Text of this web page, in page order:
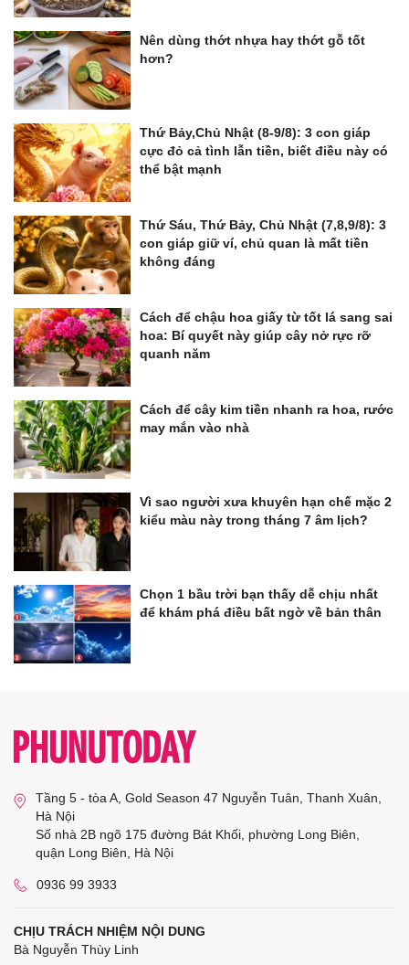
Nên dùng thớt nhựa hay thớt gỗ tốt
hơn?
Thứ Bảy,Chủ Nhật (8-9/8): 3 con giáp
cực đỏ cả tình lẫn tiền, biết điều này có
thể bật mạnh
Thứ Sáu, Thứ Bảy, Chủ Nhật (7,8,9/8): 3
con giáp giữ ví, chủ quan là mất tiền
không đáng
Cách để chậu hoa giấy từ tốt lá sang sai
hoa: Bí quyết này giúp cây nở rực rỡ
quanh năm
Cách để cây kim tiền nhanh ra hoa, rước
may mắn vào nhà
Vì sao người xưa khuyên hạn chế mặc 2
kiểu màu này trong tháng 7 âm lịch?
Chọn 1 bầu trời bạn thấy dễ chịu nhất
để khám phá điều bất ngờ về bản thân
Tầng 5 - tòa A, Gold Season 47 Nguyễn Tuân, Thanh Xuân,
Hà Nội
Số nhà 2B ngõ 175 đường Bát Khối, phường Long Biên,
quận Long Biên, Hà Nội
0936 99 3933
CHỊU TRÁCH NHIỆM NỘI DUNG
Bà Nguyễn Thùy Linh